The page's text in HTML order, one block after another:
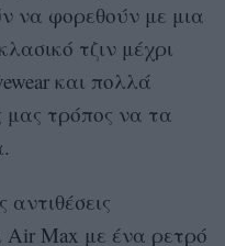
να φορεθούν με μια
τζιν μέχρι
και πολλά
τρόπος να τα
Air Max με ένα ρετρό